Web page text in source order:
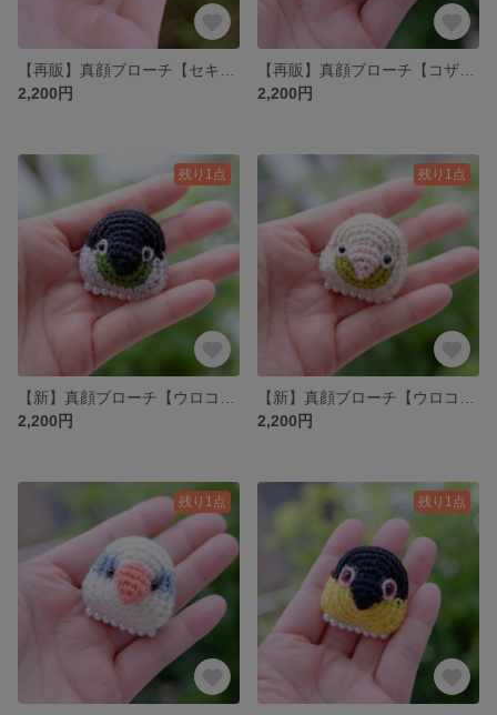
2,200円
2,200円
残り1点
2,200円
残り1点
2,200円
残り1点 残り1点